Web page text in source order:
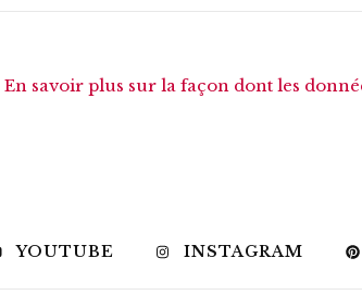
En savoir plus sur la façon dont les
YOUTUBE INSTAGRAM